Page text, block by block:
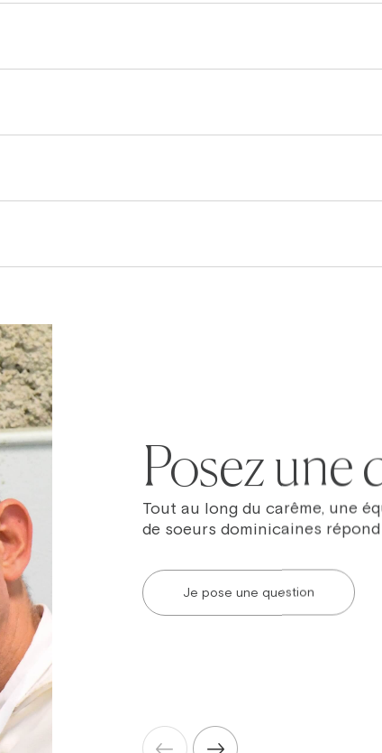
Posez une
Tout au long du carême, une
de soeurs dominicaines
Je pose une question